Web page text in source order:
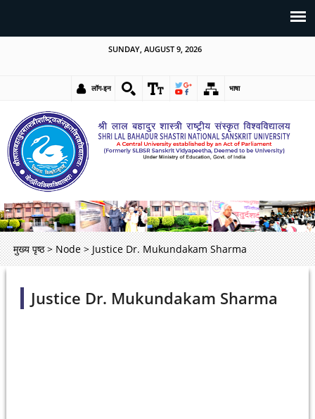
SUNDAY, AUGUST 9, 2026
लॉग-इन भाषा
मुख्य पृष्ठ > Node > Justice Dr. Mukundakam Sharma
Justice Dr. Mukundakam Sharma